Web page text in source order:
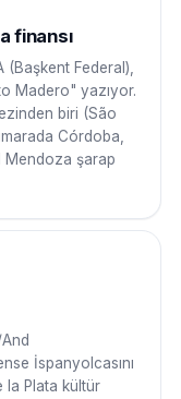
8 10
finansı
(Başkent Federal),
Madero" yazıyor.
biri (São
Córdoba,
Mendoza şarap
İspanyolcasını
la Plata kültür